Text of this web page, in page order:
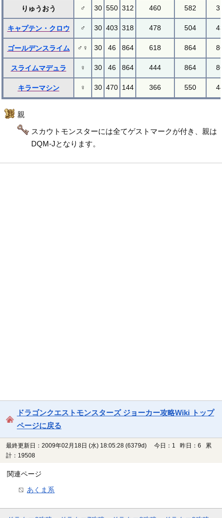
りゅうおう ♂ 30 550 312 460 582
キャプテン・クロウ ♂ 30 403 318 478 504
ゴールデンスライム ♂♀ 30 46 864 618 864
スライムマデュラ ♀ 30 46 864 444 864
キラーマシン ♀ 30 470 144 366 550
親
スカウトモンスターには全てゲストマークが付き、親は
DQM-Jとなります。
ドラゴンクエストモンスターズ ジョーカー攻略Wiki トップ
ページに戻る
最終更新日：2009年02月18日 (水) 18:05:28 (6379d)
今日：1 昨日：6 累
計：19508
関連ページ
あくま系